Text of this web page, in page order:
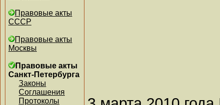
Правовые акты
СССР
Правовые акты
Москвы
Правовые акты
Санкт-Петербурга
Законы
Соглашения
Протоколы